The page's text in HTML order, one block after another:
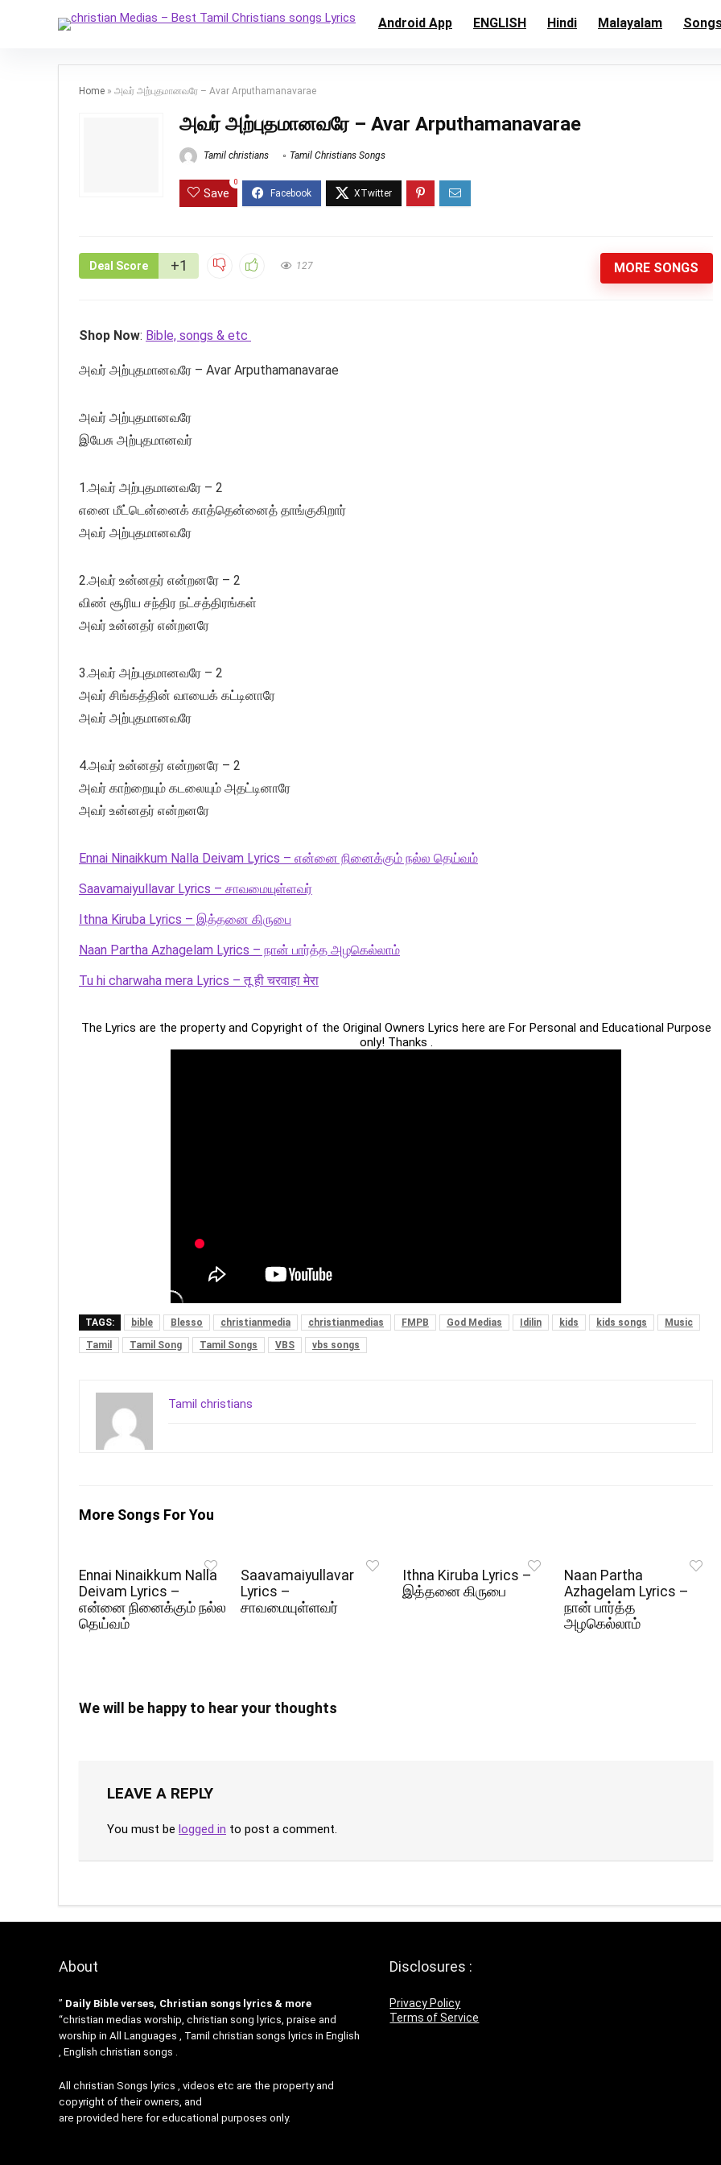
Android App ENGLISH Hindi Malayalam
Home » அவர் அற்புதமானவரே – Avar Arputhamanavarae
அவர் அற்புதமானவரே – Avar Arputhamanavarae
Tamil christians Tamil Christians Songs
Save
0
Deal Score +1 127 MORE SONGS
Shop Now: Bible, songs & etc
அவர் அற்புதமானவரே – Avar Arputhamanavarae
அவர் அற்புதமானவரே
இயேசு அற்புதமானவர்
1.அவர் அற்புதமானவரே – 2
எனை மீட்டென்னைக் காத்தென்னைத் தாங்குகிறார்
அவர் அற்புதமானவரே
2.அவர் உன்னதர் என்றனரே – 2
விண் சூரிய சந்திர நட்சத்திரங்கள்
அவர் உன்னதர் என்றனரே
3.அவர் அற்புதமானவரே – 2
அவர் சிங்கத்தின் வாயைக் கட்டினாரே
அவர் அற்புதமானவரே
4.அவர் உன்னதர் என்றனரே – 2
அவர் காற்றையும் கடலையும் அதட்டினாரே
அவர் உன்னதர் என்றனரே
Ennai Ninaikkum Nalla Deivam Lyrics – என்னை நினைக்கும் நல்ல தெய்வம்
Saavamaiyullavar Lyrics – சாவமையுள்ளவர்
Ithna Kiruba Lyrics – இத்தனை கிருபை
Naan Partha Azhagelam Lyrics – நான் பார்த்த அழகெல்லாம்
Tu hi charwaha mera Lyrics – तू ही चरवाहा मेरा
The Lyrics are the property and Copyright of the Original Owners Lyrics here are For Personal and Educational Purpose
only! Thanks .
TAGS: bible Blesso christianmedia christianmedias FMPB God Medias Idilin kids kids songs
Music
Tamil
Tamil Song Tamil Songs VBS vbs songs
Tamil christians
More Songs For You
Ennai Ninaikkum Nalla
Deivam Lyrics –
என்னை நினைக்கும் நல்ல
தெய்வம்
Saavamaiyullavar
Lyrics –
சாவமையுள்ளவர்
Ithna Kiruba Lyrics –
இத்தனை கிருபை
Naan Partha
Azhagelam Lyrics –
நான் பார்த்த
அழகெல்லாம்
We will be happy to hear your thoughts
LEAVE A REPLY
You must be logged in to post a comment.
About
” Daily Bible verses, Christian songs lyrics & more
“christian medias worship, christian song lyrics, praise and
worship in All Languages , Tamil christian songs lyrics in English
, English christian songs .
All christian Songs lyrics , videos etc are the property and
copyright of their owners, and
are provided here for educational purposes only.
Disclosures :
Privacy Policy
Terms of Service